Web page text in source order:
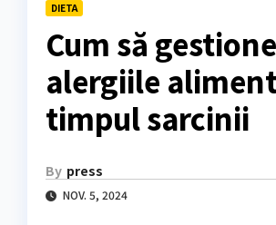
DIETA
Cum să
alergiile
timpul sarcinii
By press
NOV. 5, 2024